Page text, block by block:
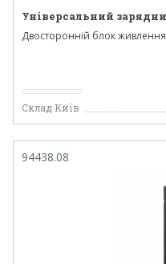
Універсальний
Двосторонній блок
Склад Київ
94438.08